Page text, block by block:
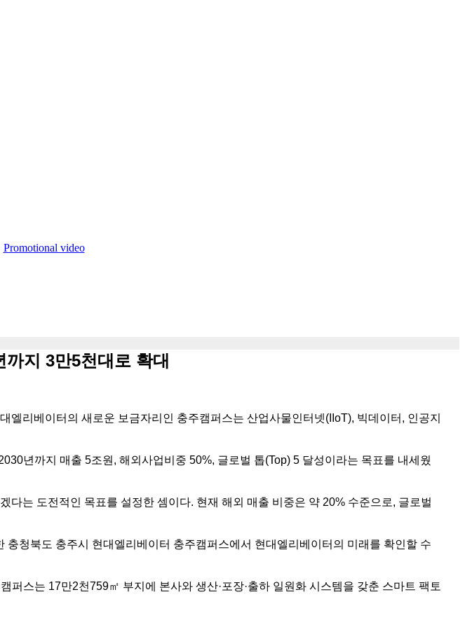
Promotional video
지 3만5천대로 확대
리베이터의 새로운 보금자리인 충주캠퍼스는 산업사물인터넷(IIoT), 빅데이터, 인공지
년까지 매출 5조원, 해외사업비중 50%, 글로벌 톱(Top) 5 달성이라는 목표를 내세웠
는 도전적인 목표를 설정한 셈이다. 현재 해외 매출 비중은 약 20% 수준으로, 글로벌
청북도 충주시 현대엘리베이터 충주캠퍼스에서 현대엘리베이터의 미래를 확인할 수
스는 17만2천759㎡ 부지에 본사와 생산·포장·출하 일원화 시스템을 갖춘 스마트 팩토